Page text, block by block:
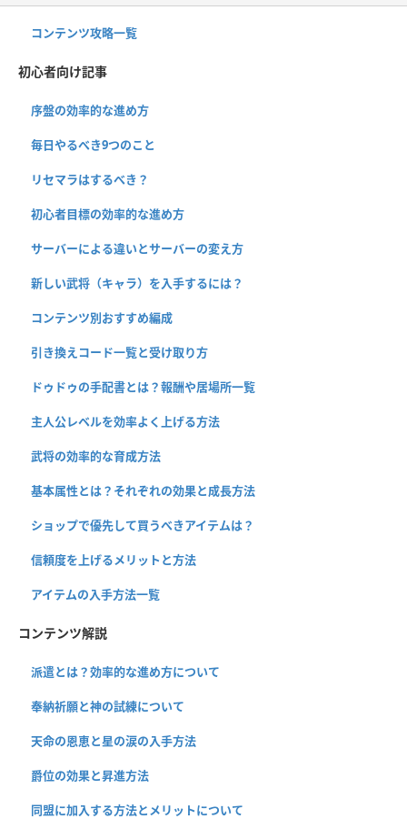
コンテンツ攻略一覧
初心者向け記事
序盤の効率的な進め方
毎日やるべき9つのこと
リセマラはするべき？
初心者目標の効率的な進め方
サーバーによる違いとサーバーの変え方
新しい武将（キャラ）を入手するには？
コンテンツ別おすすめ編成
引き換えコード一覧と受け取り方
ドゥドゥの手配書とは？報酬や居場所一覧
主人公レベルを効率よく上げる方法
武将の効率的な育成方法
基本属性とは？それぞれの効果と成長方法
ショップで優先して買うべきアイテムは？
信頼度を上げるメリットと方法
アイテムの入手方法一覧
コンテンツ解説
派遣とは？効率的な進め方について
奉納祈願と神の試練について
天命の恩恵と星の涙の入手方法
爵位の効果と昇進方法
同盟に加入する方法とメリットについて